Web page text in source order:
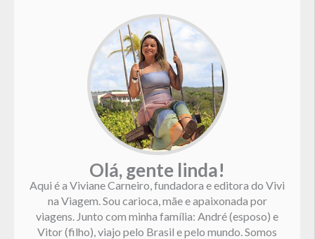
Olá, gente linda!
Aqui é a Viviane Carneiro, fundadora e editora do Vivi
na Viagem. Sou carioca, mãe e apaixonada por
viagens. Junto com minha família: André (esposo) e
Vitor (filho), viajo pelo Brasil e pelo mundo. Somos